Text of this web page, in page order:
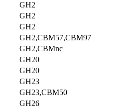
GH2
GH2
GH2
GH2,CBM57,CBM97
GH2,CBMnc
GH20
GH20
GH23
GH23,CBM50
GH26